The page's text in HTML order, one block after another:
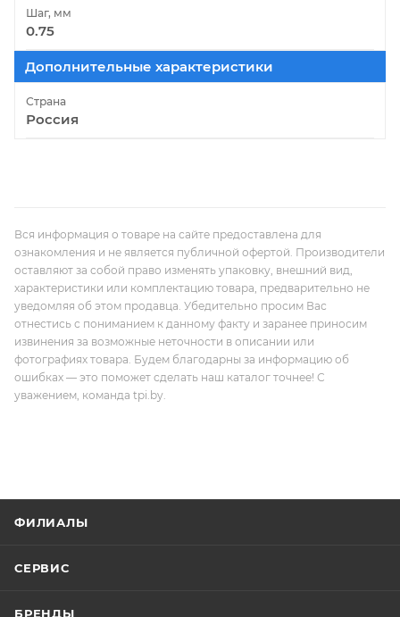
Шаг, мм
0.75
Дополнительные характеристики
Страна
Россия
Вся информация о товаре на сайте предоставлена для
ознакомления и не является публичной офертой. Производители
оставляют за собой право изменять упаковку, внешний вид,
характеристики или комплектацию товара, предварительно не
уведомляя об этом продавца. Убедительно просим Вас
отнестись с пониманием к данному факту и заранее приносим
извинения за возможные неточности в описании или
фотографиях товара. Будем благодарны за информацию об
ошибках — это поможет сделать наш каталог точнее! С
уважением, команда tpi.by.
ФИЛИАЛЫ
СЕРВИС
БРЕНДЫ